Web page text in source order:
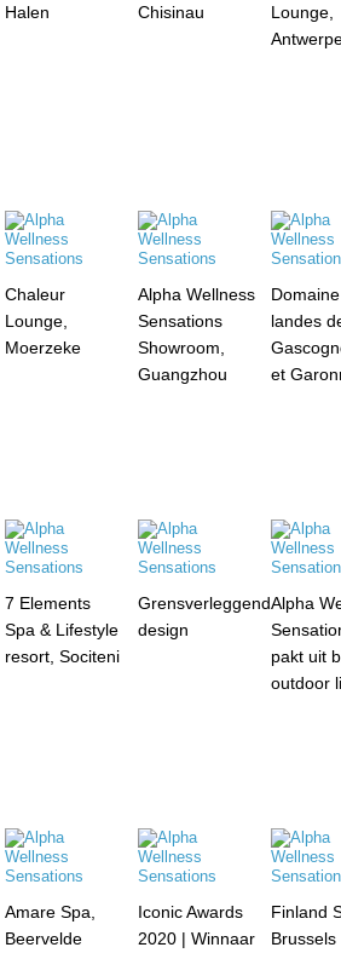
Halen
Chisinau
Lounge,
Chaleur
Lounge,
Moerzeke
Alpha Wellness
Sensations
Showroom,
Guangzhou
landes
et
7 Elements
Spa & Lifestyle
resort, Sociteni
Grensverleggend
design
Alpha
pakt uit
outdoor
Amare Spa,
Beervelde
Iconic Awards
2020 | Winnaar
Finland
Brussels